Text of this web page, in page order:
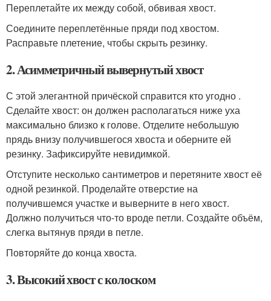
Переплетайте их между собой, обвивая хвост.
Соедините переплетённые пряди под хвостом.
Расправьте плетение, чтобы скрыть резинку.
2. Асимметричный вывернутый хвост
С этой элегантной причёской справится кто угодно .
Сделайте хвост: он должен располагаться ниже уха
максимально близко к голове. Отделите небольшую
прядь внизу получившегося хвоста и оберните ей
резинку. Зафиксируйте невидимкой.
Отступите несколько сантиметров и перетяните хвост её
одной резинкой. Проделайте отверстие на
получившемся участке и выверните в него хвост.
Должно получиться что-то вроде петли. Создайте объём,
слегка вытянув пряди в петле.
Повторяйте до конца хвоста.
3. Высокий хвост с колоском